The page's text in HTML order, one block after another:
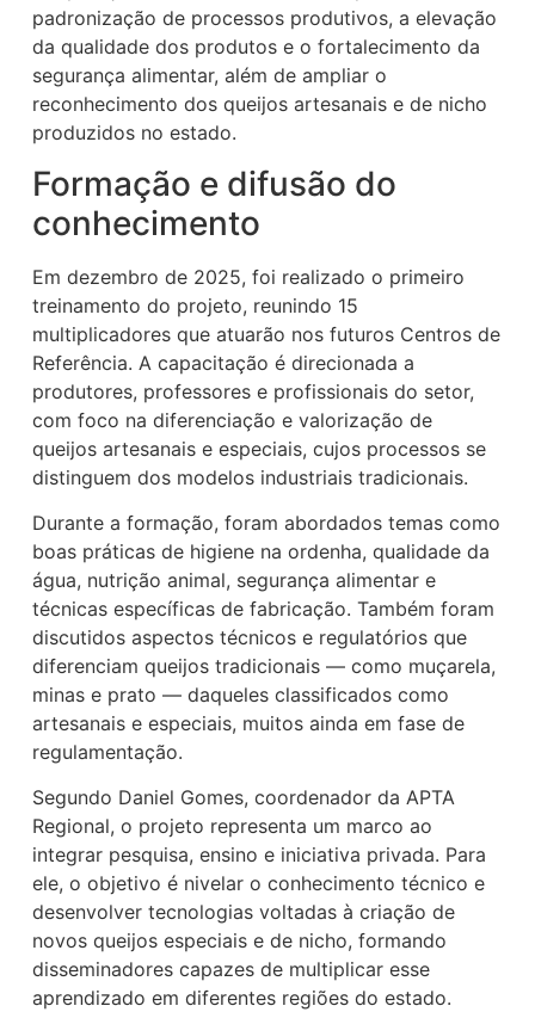
padronização de processos produtivos, a elevação
da qualidade dos produtos e o fortalecimento da
segurança alimentar, além de ampliar o
reconhecimento dos queijos artesanais e de nicho
produzidos no estado.
Formação e difusão do
conhecimento
Em dezembro de 2025, foi realizado o primeiro
treinamento do projeto, reunindo 15
multiplicadores que atuarão nos futuros Centros de
Referência. A capacitação é direcionada a
produtores, professores e profissionais do setor,
com foco na diferenciação e valorização de
queijos artesanais e especiais, cujos processos se
distinguem dos modelos industriais tradicionais.
Durante a formação, foram abordados temas como
boas práticas de higiene na ordenha, qualidade da
água, nutrição animal, segurança alimentar e
técnicas específicas de fabricação. Também foram
discutidos aspectos técnicos e regulatórios que
diferenciam queijos tradicionais — como muçarela,
minas e prato — daqueles classificados como
artesanais e especiais, muitos ainda em fase de
regulamentação.
Segundo Daniel Gomes, coordenador da APTA
Regional, o projeto representa um marco ao
integrar pesquisa, ensino e iniciativa privada. Para
ele, o objetivo é nivelar o conhecimento técnico e
desenvolver tecnologias voltadas à criação de
novos queijos especiais e de nicho, formando
disseminadores capazes de multiplicar esse
aprendizado em diferentes regiões do estado.